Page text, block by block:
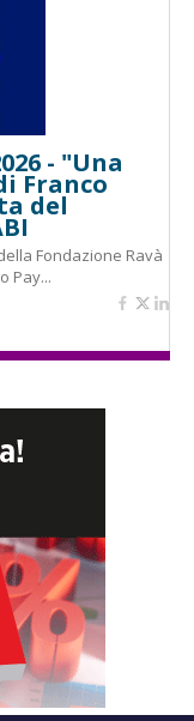
- "Una
Franco
del
Fondazione Ravà
Pay...